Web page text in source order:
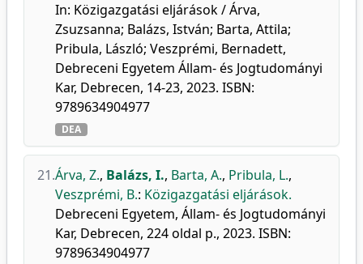
In: Közigazgatási eljárások / Árva,
Zsuzsanna; Balázs, István; Barta, Attila;
Pribula, László; Veszprémi, Bernadett,
Debreceni Egyetem Állam- és Jogtudományi
Kar, Debrecen, 14-23, 2023. ISBN:
9789634904977
DEA
21.Árva, Z., Balázs, I., Barta, A., Pribula, L.,
Veszprémi, B.: Közigazgatási eljárások.
Debreceni Egyetem, Állam- és Jogtudományi
Kar, Debrecen, 224 oldal p., 2023. ISBN:
9789634904977